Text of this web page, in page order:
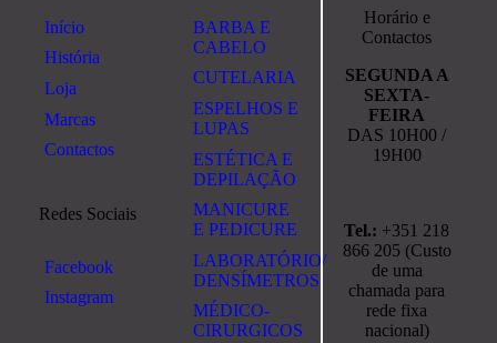
Início
História
Loja
Marcas
Contactos
Redes Sociais
Facebook
Instagram
BARBA E
CABELO
CUTELARIA
ESPELHOS E
LUPAS
ESTÉTICA E
DEPILAÇÃO
MANICURE
E PEDICURE
LABORATÓRIO/
DENSÍMETROS
MÉDICO-
CIRURGICOS
Horário e
Contactos
SEGUNDA A
SEXTA-
FEIRA
DAS 10H00 /
19H00
Tel.: +351 218
866 205 (Custo
de uma
chamada para
rede fixa
nacional)